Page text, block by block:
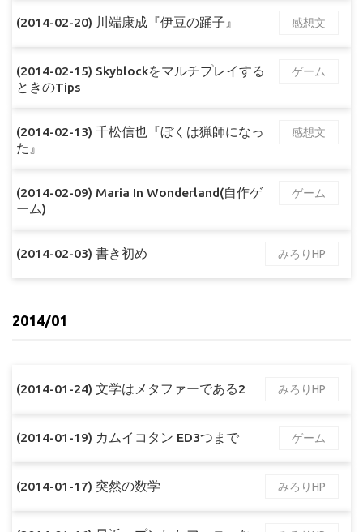
(2014-02-20) 川端康成『伊豆の踊子』 感想文
(2014-02-15) Skyblockをマルチプレイする
ときのTips
ゲーム
(2014-02-13) 千松信也『ぼくは猟師になっ
た』
感想文
(2014-02-09) Maria In Wonderland(自作ゲ
ーム)
ゲーム
(2014-02-03) 書き初め みろりHP
2014/01
(2014-01-24) 文学はメタファーである2 みろりHP
(2014-01-19) カムイコタン ED3つまで ゲーム
(2014-01-17) 突然の数学 みろりHP